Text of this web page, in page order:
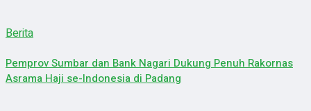
Berita
Pemprov Sumbar dan Bank Nagari Dukung Penuh Rakornas
Asrama Haji se-Indonesia di Padang